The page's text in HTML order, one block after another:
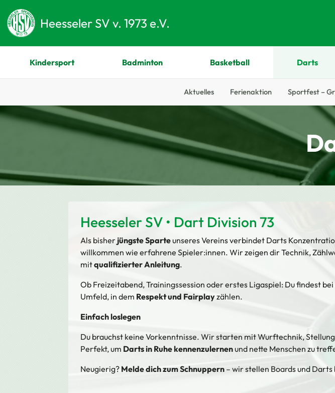
Zum Hauptinhalt springen
Heesseler SV v. 1973 e.V.
Kindersport Badminton Basketball Darts
Aktuelles Ferienaktion Sportfest –
Heesseler SV • Dart Division 73
Als bisher jüngste Sparteunseres Vereins verbindet Darts
willkommen wie erfahrene Spieler:innen. Wir zeigen dir Technik,
mitqualifizierter Anleitung.
Ob Freizeitabend, Trainingssession oder erstes Ligaspiel: Du findest bei
Umfeld, in dem Respekt und Fairplayzählen.
Einfach loslegen
Du brauchst keine Vorkenntnisse. Wir starten mit Wurftechnik,
Perfekt, um Darts in Ruhe kennenzulernenund nette Menschen zu
Neugierig? Melde dich zum Schnuppern – wir stellen Boards und